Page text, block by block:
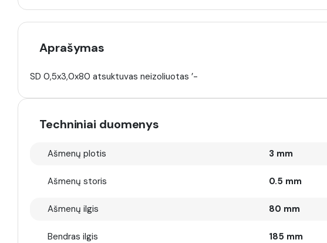
Aprašymas
SD 0,5x3,0x80 atsuktuvas neizoliuotas ’-
Techniniai duomenys
Ašmenų plotis 3 mm
Ašmenų storis 0.5 mm
Ašmenų ilgis 80 mm
Bendras ilgis 185 mm